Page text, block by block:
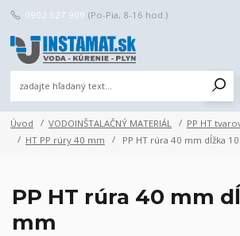
0902 527 909 (Po-Pia, 8-16 hod.)
Úvod VODOINŠTALAČNÝ MATERIÁL PP HT
HT PP rúry 40 mm
PP HT rúra 40 mm dĺžka
PP HT rúra 40 mm
mm